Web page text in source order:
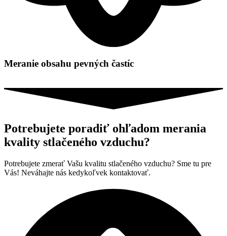
Meranie obsahu pevných častíc
Potrebujete poradiť ohľadom merania
kvality stlačeného vzduchu?
Potrebujete zmerať Vašu kvalitu stlačeného vzduchu? Sme tu pre
Vás! Neváhajte nás kedykoľvek kontaktovať.